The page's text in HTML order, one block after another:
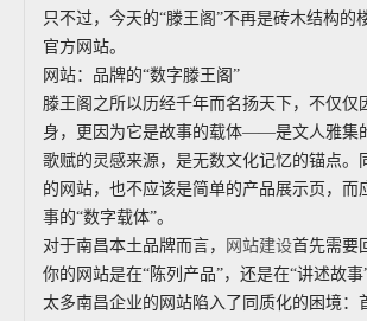
只不过，今天的“滕王阁”不再是砖木结构的
官方网站。
网站：品牌的“数字滕王阁”
滕王阁之所以历经千年而名扬天下，不仅仅
身，更因为它是故事的载体——是文人雅集
歌赋的灵感来源，是无数文化记忆的锚点。
的网站，也不应该是简单的产品展示页，而
事的“数字载体”。
对于南昌本土品牌而言，
网站建设首先需要
你的网站是在“陈列产品”，还是在“讲述故事”
太多南昌企业的网站陷入了同质化的困境：